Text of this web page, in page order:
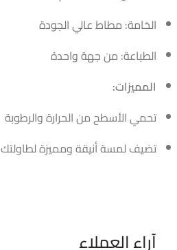
الخامة: مطاط عالي الجودة
الطباعة: من جهة واحدة
المميزات:
تحمي الأسطح من الحرارة والرطوبة
تضيف لمسة أنيقة ومميزة لطاولتك
آراء العملاء